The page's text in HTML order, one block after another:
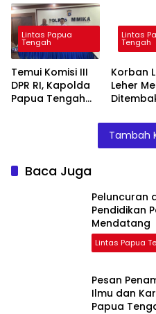
Papua Akan
Digelar 14 Juli
Mendatang
Tengah
Lintas Papua
Tengah
Temui Komisi III
DPR RI, Kapolda
Papua Tengah
Penambahan
Personel
Lintas
Tengah
Korban
Leher
Tambah
Baca Juga
Peluncuran
Pendidikan
Mendatang
Lintas Papua
Pesan
Ilmu dan
Papua